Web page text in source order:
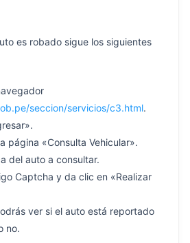
es robado sigue los siguientes
seccion/servicios/c3.html.
página «Consulta Vehicular».
del auto a consultar.
Captcha y da clic en «Realizar
ver si el auto está reportado
no.